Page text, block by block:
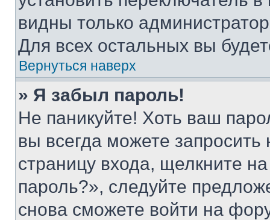
видны только
Для всех остальных вы
Вернуться наверх
» Я забыл пароль!
Не паникуйте! Хоть ваш
вы всегда можете
страницу входа, щелкните
пароль?», следуйте
снова сможете войти на